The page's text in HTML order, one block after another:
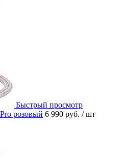
Быстрый просмотр
розовый 6 990 руб. / шт